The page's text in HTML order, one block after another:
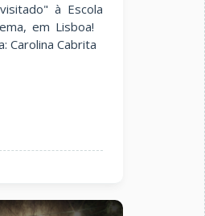
à Escola
em Lisboa!
Carolina Cabrita